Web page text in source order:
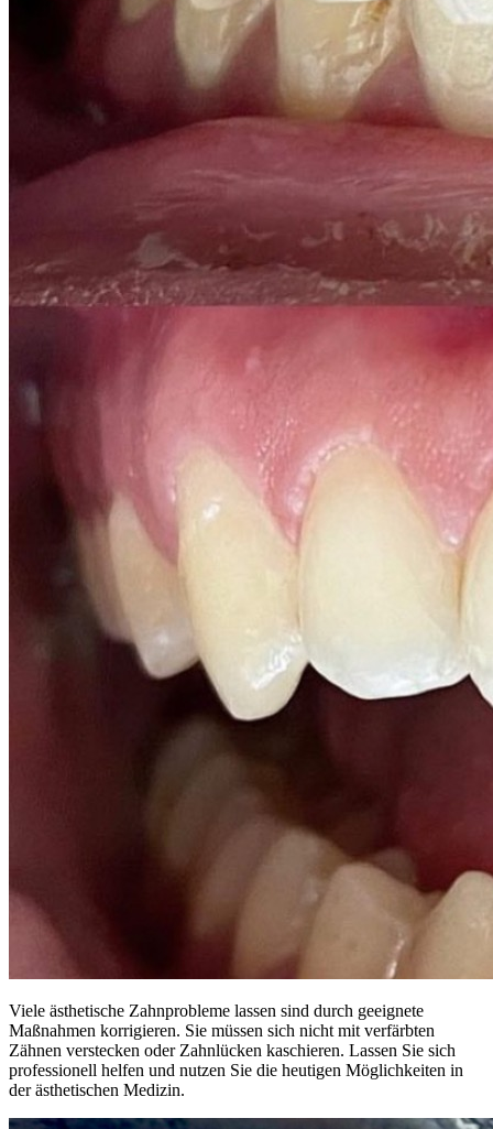
Viele ästhetische Zahnprobleme lassen sind durch geeignete
Maßnahmen korrigieren. Sie müssen sich nicht mit verfärbten
Zähnen verstecken oder Zahnlücken kaschieren. Lassen Sie sich
professionell helfen und nutzen Sie die heutigen Möglichkeiten in
der ästhetischen Medizin.